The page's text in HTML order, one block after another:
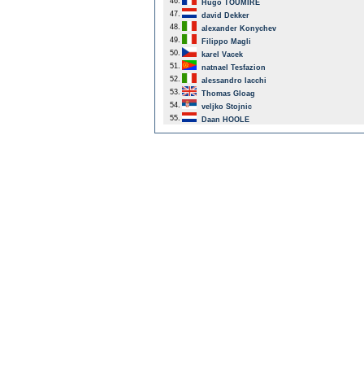
Hugo TOUMIRE
47.
david Dekker
48.
alexander Konychev
49.
Filippo Magli
50.
karel Vacek
51.
natnael Tesfazion
52.
alessandro Iacchi
53.
Thomas Gloag
54.
veljko Stojnic
55.
Daan HOOLE